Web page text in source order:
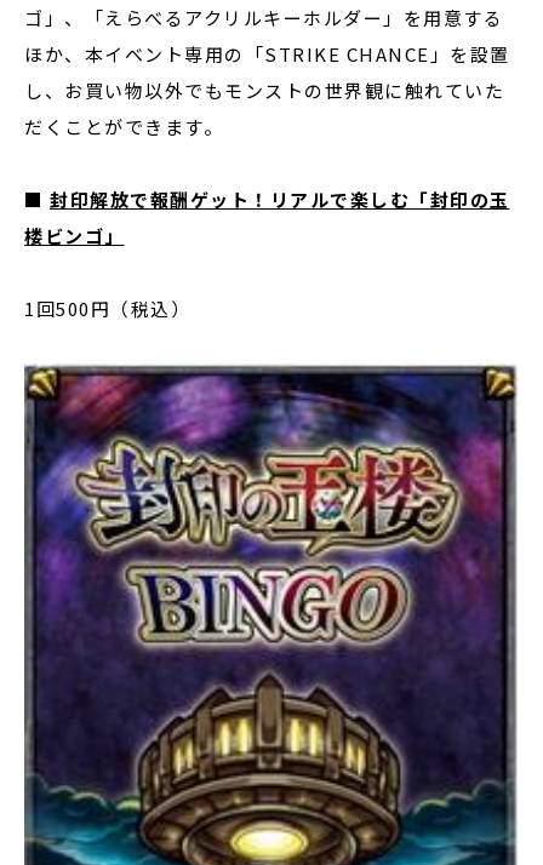
ゴ」、「えらべるアクリルキーホルダー」を用意する
ほか、本イベント専用の「STRIKE CHANCE」を設置
し、お買い物以外でもモンストの世界観に触れていた
だくことができます。
■ 封印解放で報酬ゲット！リアルで楽しむ「封印の玉
楼ビンゴ」
1回500円（税込）